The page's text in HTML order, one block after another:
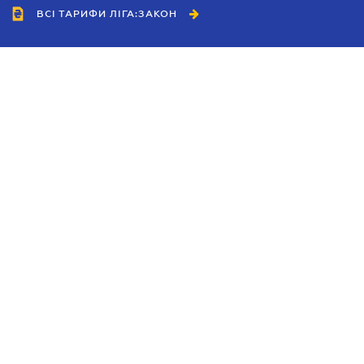
ВСІ ТАРИФИ ЛІГА:ЗАКОН